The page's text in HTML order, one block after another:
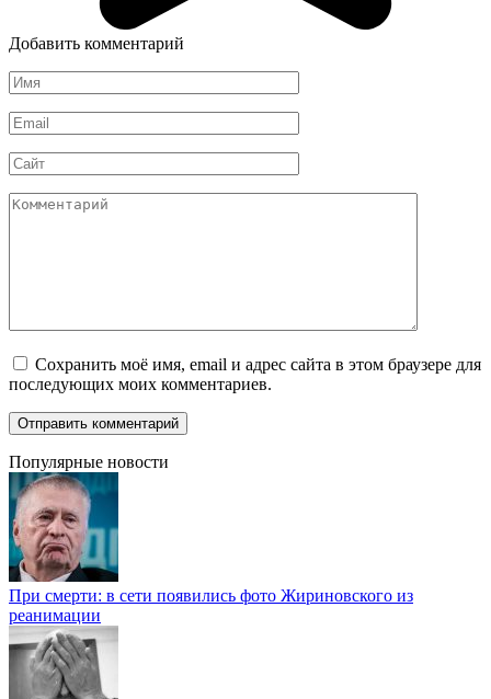
Добавить комментарий
Имя
*
Email
*
Сайт
Комментарий
Сохранить моё имя, email и адрес сайта в этом браузере для
последующих моих комментариев.
Популярные новости
При смерти: в сети появились фото Жириновского из
реанимации